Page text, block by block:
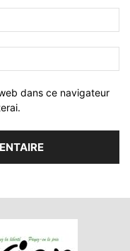
dans ce navigateur